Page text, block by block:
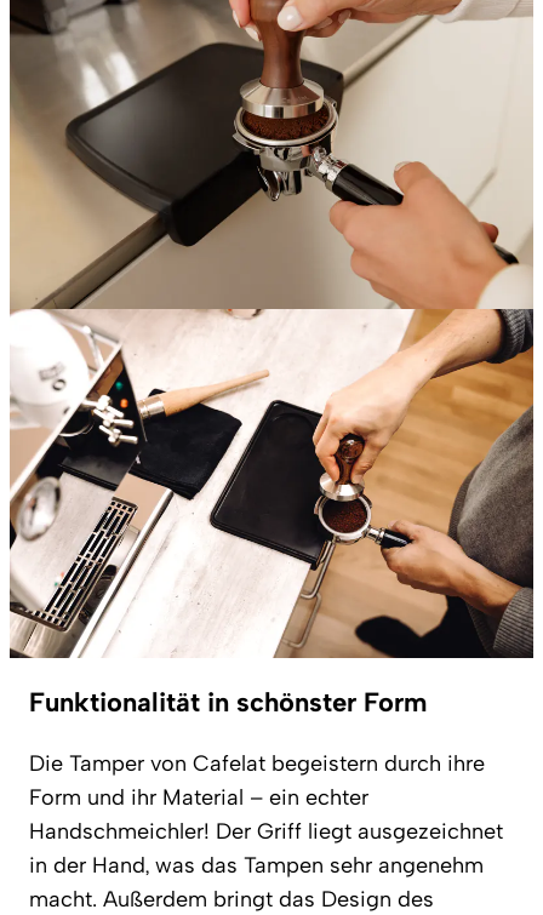
Funktionalität in schönster Form
Die Tamper von Cafelat begeistern durch ihre
Form und ihr Material – ein echter
Handschmeichler! Der Griff liegt ausgezeichnet
in der Hand, was das Tampen sehr angenehm
macht. Außerdem bringt das Design des